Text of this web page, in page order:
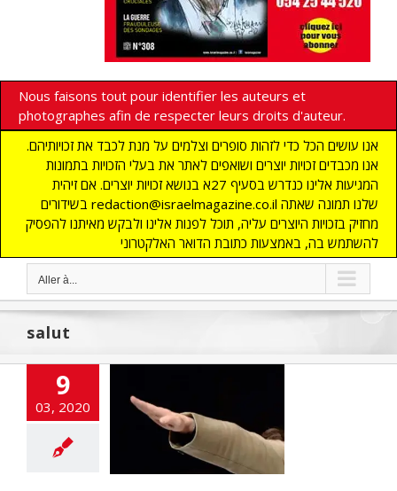
Nous faisons tout pour identifier les auteurs et
photographes afin de respecter leurs droits d'auteur.
אנו עושים הכל כדי לזהות סופרים וצלמים על מנת לכבד את זכויותיהם.
אנו מכבדים זכויות יוצרים ושואפים לאתר את בעלי הזכויות בתמונות
המגיעות אלינו כנדרש בסעיף 27א בנושא זכויות יוצרים. אם זיהית
בשידורים redaction@israelmagazine.co.il שלנו תמונה שאתה
מחזיק בזכויות היוצרים עליה, תוכל לפנות אלינו ולבקש מאיתנו להפסיק
להשתמש בה, באמצעות כתובת הדואר האלקטרוני
Aller à...
salut
9
03, 2020
au Brésil
hitlérien
les cours
A LA UNE
DEFENSE